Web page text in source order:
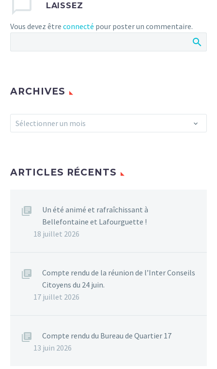
disponibles, dont une
délocalisée à Toulouse en
LAISSEZ
Vous devez être connecté pour poster un commentaire.
ARCHIVES
Archives
Sélectionner un mois
ARTICLES RÉCENTS
Un été animé et rafraîchissant à
Bellefontaine et Lafourguette !
18 juillet 2026
Compte rendu de la réunion de l’Inter Conseils
Citoyens du 24 juin.
17 juillet 2026
Compte rendu du Bureau de Quartier 17
13 juin 2026